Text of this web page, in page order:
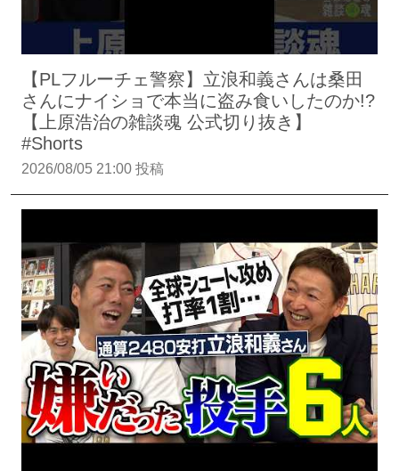
【PLフルーチェ警察】立浪和義さんは桑田
さんにナイショで本当に盗み食いしたのか!?
【上原浩治の雑談魂 公式切り抜き】
#Shorts
2026/08/05 21:00 投稿